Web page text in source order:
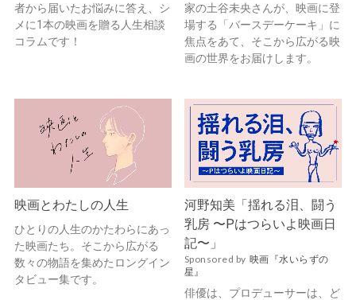
者から届いたお悩みに答え、シ
メに1本の映画を贈る人生相談
コラムです！
家の土谷未央さんが、映画に登
場する「バースデーケーキ」に
焦点をあて、そこから広がる映
画の世界をお届けします。
映画とわたしの人生
ひとりの人生のかたわらにあっ
た映画たち。そこから広がる
数々の物語を集めたロングイン
タビュー集です。
河野知美「揺れる泪、闘う
乳房 〜Pはつらいよ映画日
記〜」
Sponsored by 映画『水いらずの
星』
俳優は、プロデューサーは、ど